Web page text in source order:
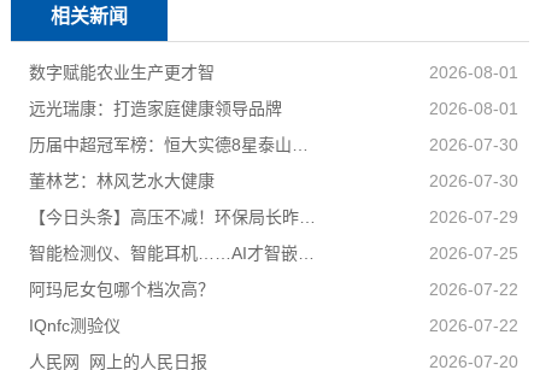
相关新闻
数字赋能农业生产更才智
2026-08-01
远光瑞康：打造家庭健康领导品牌
2026-08-01
2026-07-30
董林艺：林风艺水大健康
2026-07-30
【今日头条】高压不减！环保局长昨夜又去夜查了
2026-07-29
智能检测仪、智能耳机……AI才智嵌入百姓日子 科技盈利惠及民生
2026-07-25
阿玛尼女包哪个档次高？
2026-07-22
IQnfc测验仪
2026-07-22
人民网_网上的人民日报
2026-07-20